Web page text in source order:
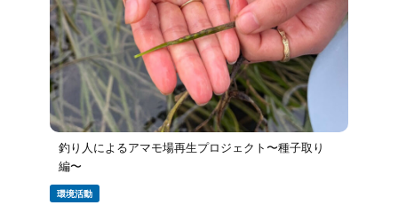
釣り人によるアマモ場再生プロジェクト〜種子取り
編〜
環境活動